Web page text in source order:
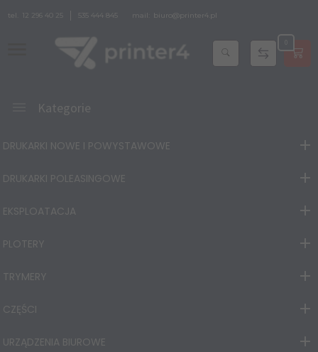
tel. 12 296 40 25 535 444 845 mail: biuro@printer4.pl
Kategorie
DRUKARKI NOWE I POWYSTAWOWE
DRUKARKI POLEASINGOWE
EKSPLOATACJA
PLOTERY
TRYMERY
CZĘŚCI
URZĄDZENIA BIUROWE